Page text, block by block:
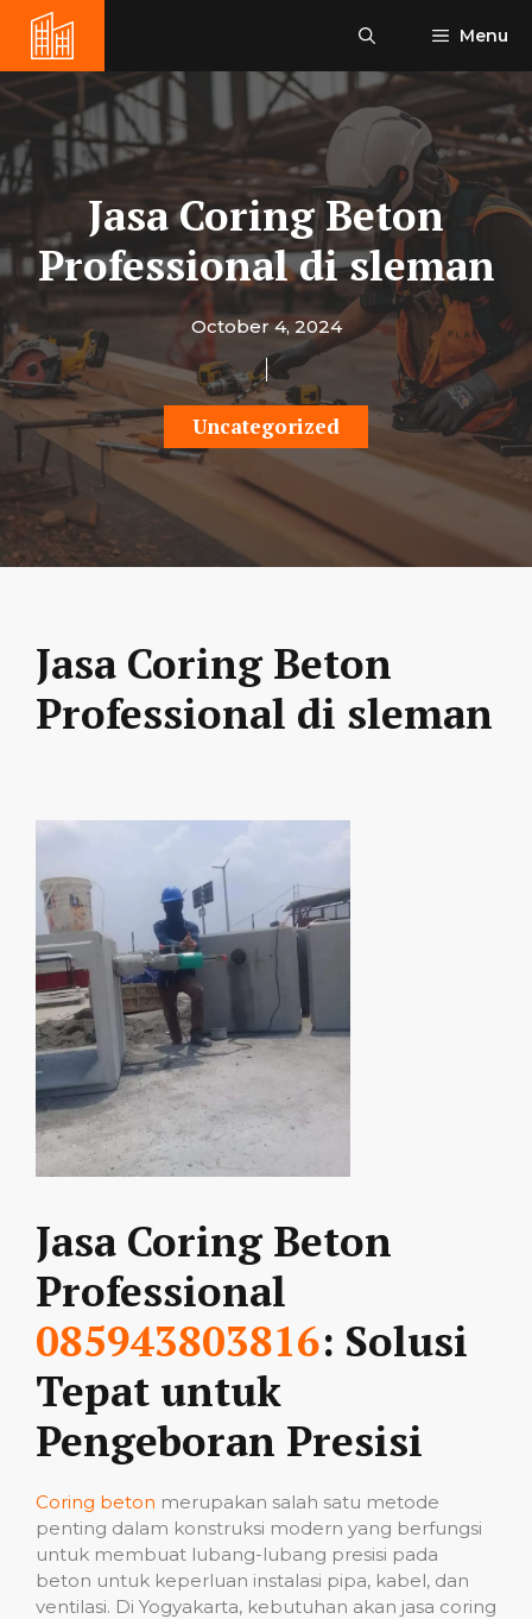
content
Menu
Jasa Coring Beton
Professional di sleman
October 4, 2024
Uncategorized
Jasa Coring Beton
Professional di sleman
Jasa Coring Beton
Professional
085943803816: Solusi
Tepat untuk
Pengeboran Presisi
Coring beton merupakan salah satu metode
penting dalam konstruksi modern yang berfungsi
untuk membuat lubang-lubang presisi pada
beton untuk keperluan instalasi pipa, kabel, dan
ventilasi. Di Yogyakarta, kebutuhan akan jasa coring